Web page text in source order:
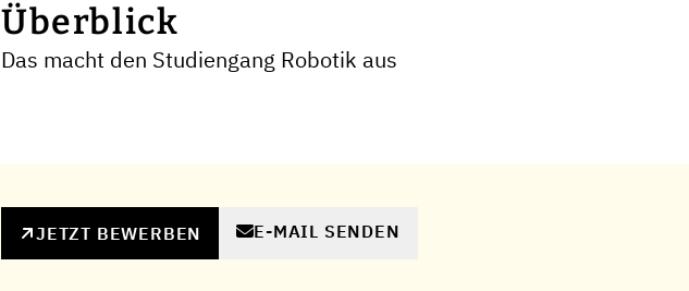
Überblick
Das macht den Studiengang Robotik aus
JETZT BEWERBEN E-MAIL SENDEN